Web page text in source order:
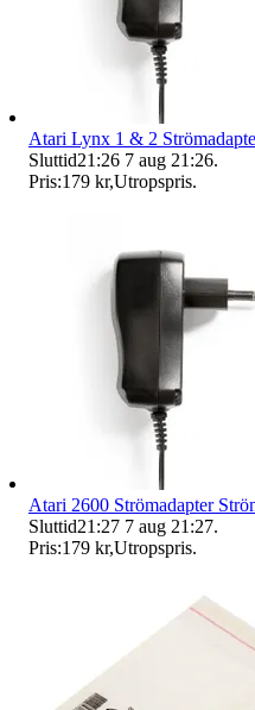
Atari Lynx 1 & 2
Sluttid21:26 7 aug 21:26.
Pris:179 kr,Utropspris.
Atari 2600 Strömadapter
Sluttid21:27 7 aug 21:27.
Pris:179 kr,Utropspris.